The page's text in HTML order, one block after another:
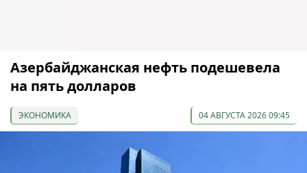
Азербайджанская нефть подешевела
на пять долларов
ЭКОНОМИКА 04 АВГУСТА 2026 09:45